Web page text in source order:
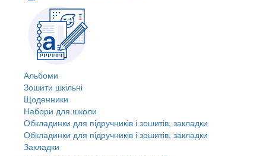
Альбоми
Зошити шкільні
Щоденники
Набори для школи
Обкладинки для підручників і зошитів, закладки
Обкладинки для підручників і зошитів, закладки
Закладки